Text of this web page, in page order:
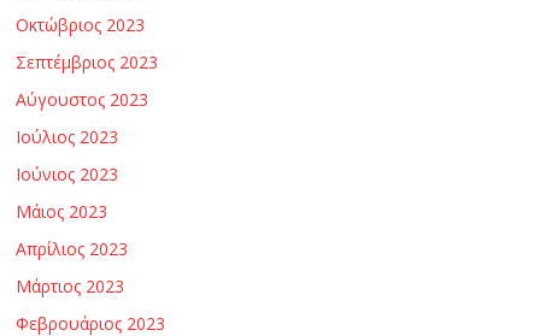
Οκτώβριος 2023
Σεπτέμβριος 2023
Αύγουστος 2023
Ιούλιος 2023
Ιούνιος 2023
Μάιος 2023
Απρίλιος 2023
Μάρτιος 2023
Φεβρουάριος 2023